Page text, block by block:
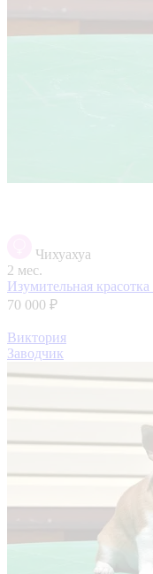
Чихуахуа
2 мес.
Изумительная красотка
70 000 ₽
Виктория
Заводчик